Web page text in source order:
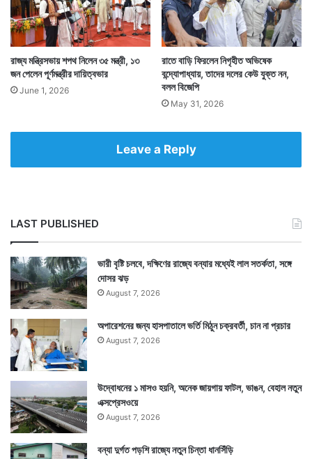
রাজ্য মন্ত্রিসভায় শপথ নিলেন ৩৫ মন্ত্রী, ১৩
জন পেলেন পূর্ণমন্ত্রীর দায়িত্বভার
June 1, 2026
রাতে বাড়ি ফিরলেন নিগৃহীত অভিষেক
বন্দ্যোপাধ্যায়, তাদের দলের কেউ যুক্ত নন,
বলল বিজেপি
May 31, 2026
Leave a Reply
LAST PUBLISHED
ভারী বৃষ্টি চলবে, দক্ষিণের রাজ্যে বন্যার মধ্যেই লাল সতর্কতা, সঙ্গে
দোসর ঝড়
August 7, 2026
অপারেশনের জন্য হাসপাতালে ভর্তি মিঠুন চক্রবর্তী, চান না প্রচার
August 7, 2026
উদ্বোধনের ১ মাসও হয়নি, অনেক জায়গায় ফাটল, ভাঙন, বেহাল নতুন
এক্সপ্রেসওয়ে
August 7, 2026
বন্যা দুর্গত পড়শি রাজ্যে নতুন চিন্তা ধানসিঁড়ি